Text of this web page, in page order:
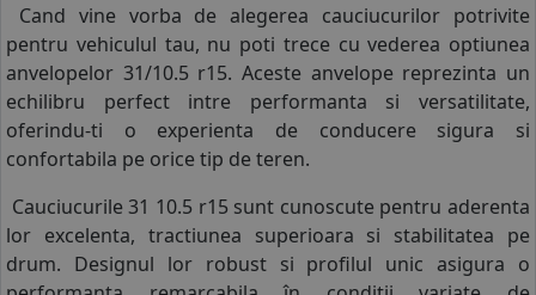
Cand vine vorba de alegerea cauciucurilor potrivite
pentru vehiculul tau, nu poti trece cu vederea optiunea
anvelopelor 31/10.5 r15. Aceste anvelope reprezinta un
echilibru perfect intre performanta si versatilitate,
oferindu-ti o experienta de conducere sigura si
confortabila pe orice tip de teren.
Cauciucurile 31 10.5 r15 sunt cunoscute pentru aderenta
lor excelenta, tractiunea superioara si stabilitatea pe
drum. Designul lor robust si profilul unic asigura o